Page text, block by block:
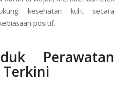
kesehatan kulit secara
positif.
Perawatan
Terkini